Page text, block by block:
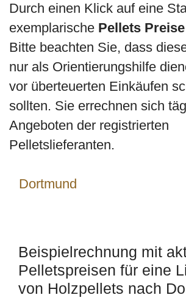
Durch einen Klick auf eine
exemplarische Pellets Preise
Bitte beachten Sie, dass
nur als Orientierungshilfe
vor überteuerten Einkäufen
sollten. Sie errechnen sich
Angeboten der registrierten
Pelletslieferanten.
Dortmund
Beispielrechnung mit
Pelletspreisen für eine
von Holzpellets nach